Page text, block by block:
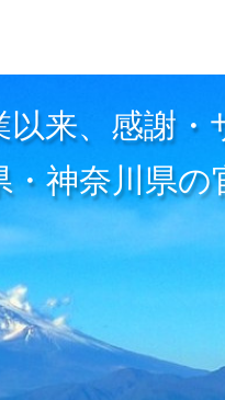
来、感謝
神奈川県